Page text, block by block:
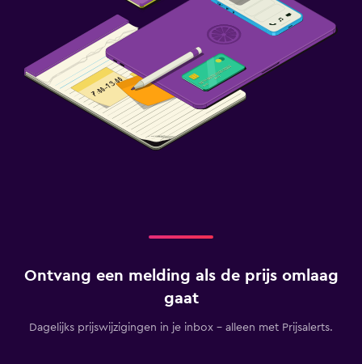
Ontvang een melding als de prijs omlaag
gaat
Dagelijks prijswijzigingen in je inbox - alleen met Prijsalerts.